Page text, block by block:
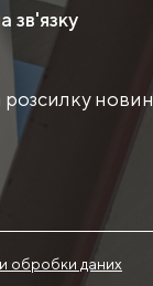
зв'язку
розсилку новин
обробки даних